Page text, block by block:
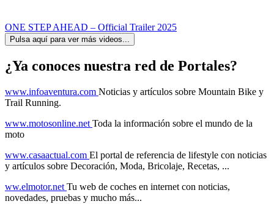
ONE STEP AHEAD – Official Trailer 2025
Pulsa aquí para ver más videos...
¿Ya conoces nuestra red de Portales?
www.infoaventura.com Noticias y artículos sobre Mountain Bike y
Trail Running.
www.motosonline.net Toda la información sobre el mundo de la
moto
www.casaactual.com El portal de referencia de lifestyle con noticias
y artículos sobre Decoración, Moda, Bricolaje, Recetas, ...
ww.elmotor.net Tu web de coches en internet con noticias,
novedades, pruebas y mucho más...